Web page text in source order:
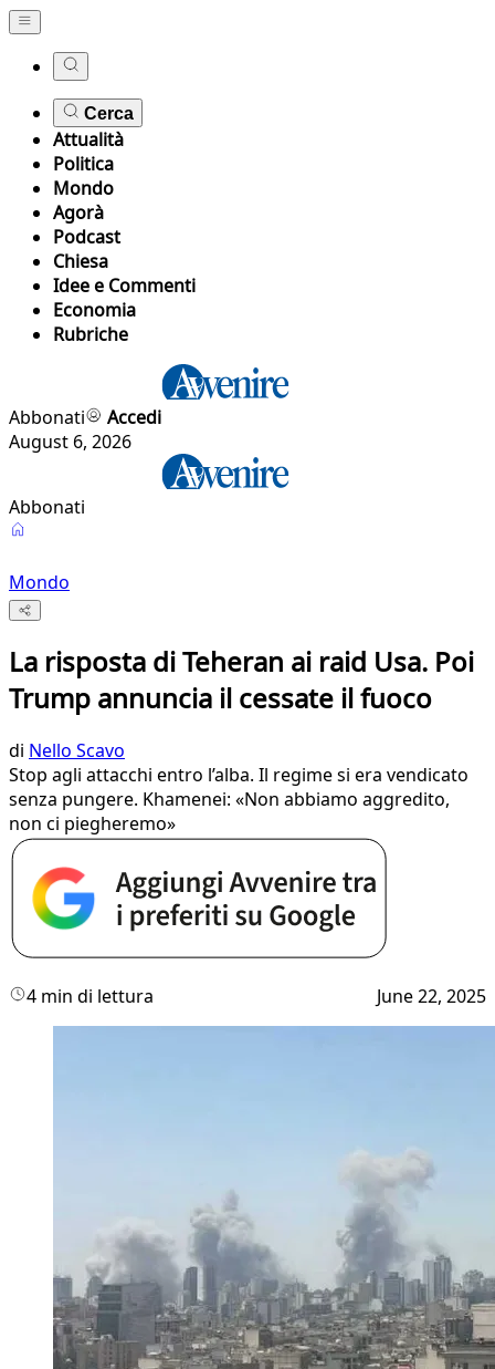
Cerca
Attualità
Politica
Mondo
Agorà
Podcast
Chiesa
Idee e Commenti
Economia
Rubriche
Abbonati
Accedi
August 6, 2026
Abbonati
Mondo
La risposta di Teheran ai raid Usa. Poi
Trump annuncia il cessate il fuoco
di Nello Scavo
Stop agli attacchi entro l’alba. Il regime si era vendicato
senza pungere. Khamenei: «Non abbiamo aggredito,
non ci piegheremo»
4 min di lettura June 22, 2025